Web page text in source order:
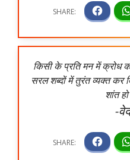
किसी के प्रति मन में क्रोध
सरल शब्दों में तुरंत व्यक्त कर
शांत
-